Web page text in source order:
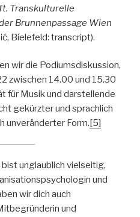
Transkulturelle
Brunnenpassage Wien
Bielefeld: transcript).
wir die Podiumsdiskussion,
zwischen 14.00 und 15.30
für Musik und darstellende
gekürzter und sprachlich
unveränderter Form. [5]
bist unglaublich vielseitig,
und
wir dich auch
und